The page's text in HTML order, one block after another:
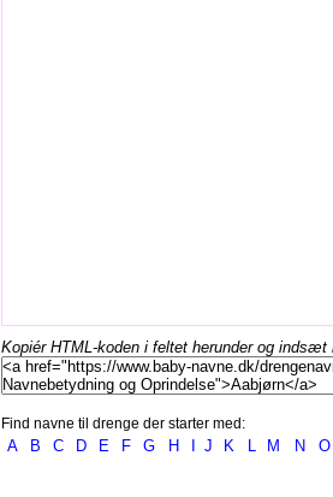
Kopiér HTML-koden i feltet herunder og
Find navne til drenge der starter med:
A B C D E F G H J K L M N O